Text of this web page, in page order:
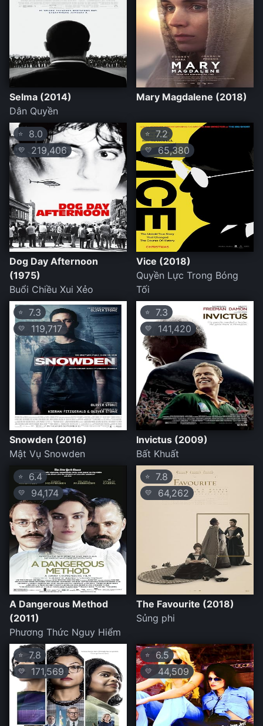
Selma (2014)
Dân Quyền
Mary Magdalene (2018)
⭐ 8.0
💛 219,406
Dog Day Afternoon
(1975)
Buổi Chiều Xui Xẻo
⭐ 7.2
💛65,380
Vice (2018)
Quyền Lực Trong Bóng
Tối
⭐ 7.3
💛 119,717
Snowden (2016)
Mật Vụ Snowden
⭐ 7.3
💛 141,420
Invictus (2009)
Bất Khuất
⭐ 6.4
💛 94,174
A Dangerous Method
(2011)
Phương Thức Nguy Hiểm
⭐ 7.8
💛 64,262
The Favourite (2018)
Sủng phi
⭐ 7.8
💛 171,569
⭐ 6.5
💛 44,509